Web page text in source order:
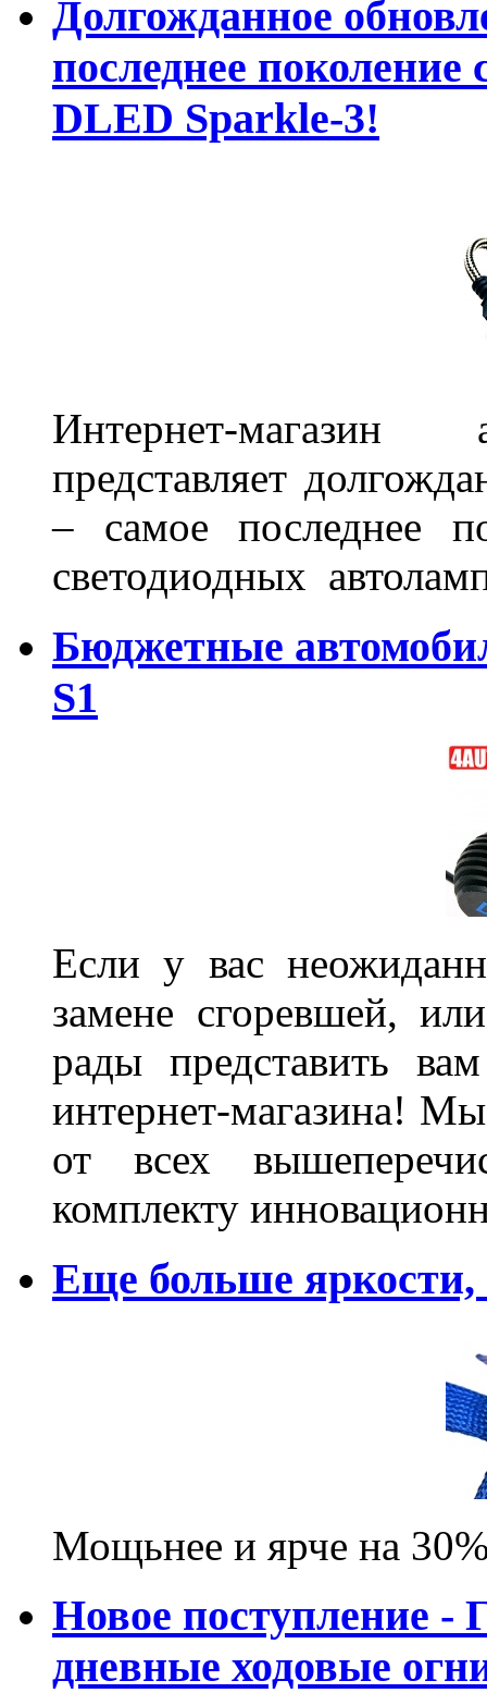
Долгожданное
последнее
DLED Sparkle-3!
Интернет-магазин
представляет
– самое последнее
светодиодных
Бюджетные
S1
Если у вас
замене сгоревшей,
рады представить
интернет-магазина!
от всех
комплекту
Еще больше
Мощьнее и ярче на
Новое поступление -
дневные ходовые